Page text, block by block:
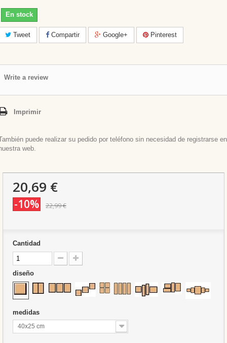
En stock
Tweet Compartir Google+ Pinterest
Write a review
Imprimir
puede realizar su pedido por teléfono sin necesidad de registrarse en
web.
20,69 €
-10% 22,99 €
Cantidad
diseño
medidas
40x25 cm